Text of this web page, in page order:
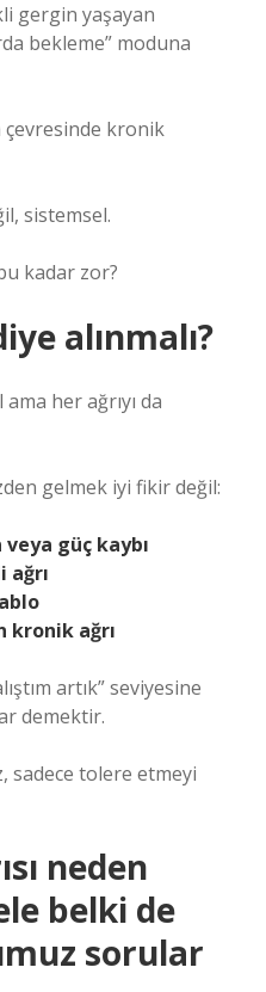
gergin yaşayan
bekleme” moduna
çevresinde kronik
sistemsel.
kadar zor?
alınmalı?
her ağrıyı da
gelmek iyi fikir değil:
veya güç kaybı
ağrı
kronik ağrı
artık” seviyesine
demektir.
sadece tolere etmeyi
neden
belki de
sorular